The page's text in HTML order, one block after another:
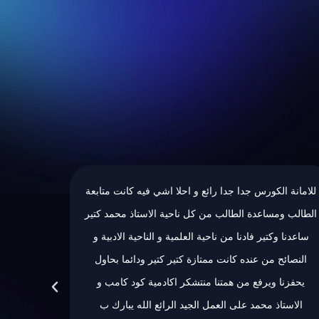
متابعة
كتير
و
بحاول
كامب و
ب
كان كورس وتجربة كتيير حلوة وتعلمنا كتير اشياء
العملي كان كتير كبير وكان هدف الاستاذ محمد مو بس
يشرحلنا كان هدفو يخلينا نتعلم ونطبق هاد الشي على
ارض الواقع وكان يخلينا نشوف كيف التعامل مع العملاء
وكيف الشغل معهم وهاد الشي كان كتير مفيد وحلو شكر
خاص للاستاذ محمد على الكورس الرائع🌸